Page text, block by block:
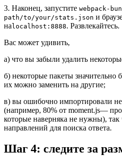
3. Наконец, запустите webpack-
path/to/your/stats.json и
на localhost:8888. Развлекайтесь.
Вас может удивить,
а) что вы забыли удалить
б) некоторые пакеты
их можно заменить на другие;
в) вы ошибочно импортировали
(например, 80% от moment.js—
которые наверняка не нужны), так
направлений для поиска ответа.
Шаг 4: следите за